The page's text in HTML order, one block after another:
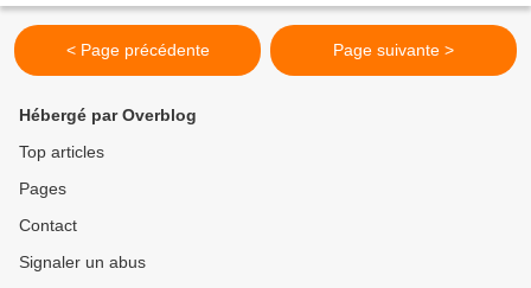
< Page précédente Page suivante >
Hébergé par Overblog
Top articles
Pages
Contact
Signaler un abus